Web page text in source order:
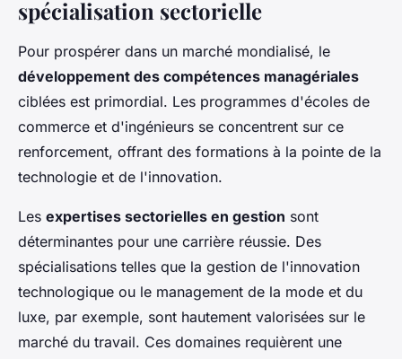
spécialisation sectorielle
Pour prospérer dans un marché mondialisé, le
développement des compétences managériales
ciblées est primordial. Les programmes d'écoles de
commerce et d'ingénieurs se concentrent sur ce
renforcement, offrant des formations à la pointe de la
technologie et de l'innovation.
Les expertises sectorielles en gestion sont
déterminantes pour une carrière réussie. Des
spécialisations telles que la gestion de l'innovation
technologique ou le management de la mode et du
luxe, par exemple, sont hautement valorisées sur le
marché du travail. Ces domaines requièrent une